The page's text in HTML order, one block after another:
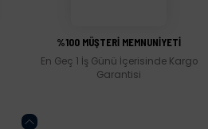
%100 MÜŞTERİ MEMNUNİYETİ
En Geç 1 İş Günü İçerisinde Kargo
Garantisi